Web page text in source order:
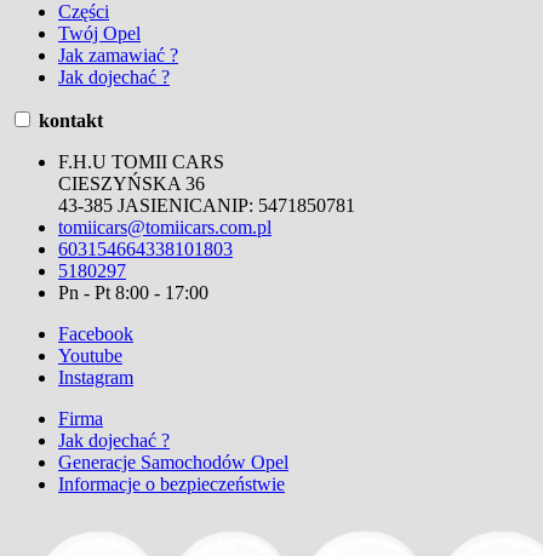
Części
Twój Opel
Jak zamawiać ?
Jak dojechać ?
kontakt
F.H.U TOMII CARS
CIESZYŃSKA 36
43-385 JASIENICANIP: 5471850781
tomiicars@tomiicars.com.pl
603154664338101803
5180297
Pn - Pt 8:00 - 17:00
Facebook
Youtube
Instagram
Firma
Jak dojechać ?
Generacje Samochodów Opel
Informacje o bezpieczeństwie